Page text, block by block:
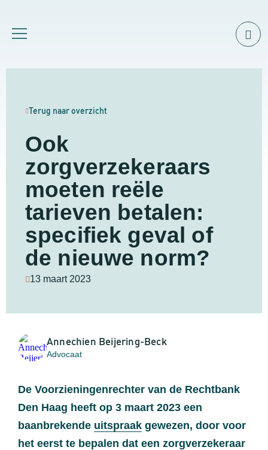
Terug naar overzicht
Ook
zorgverzekeraars
moeten reële
tarieven betalen:
specifiek geval of
de nieuwe norm?
13 maart 2023
Annechien Beijering-Beck
Advocaat
De Voorzieningenrechter van de Rechtbank
Den Haag heeft op 3 maart 2023 een
baanbrekende uitspraak gewezen, door voor
het eerst te bepalen dat een zorgverzekeraar